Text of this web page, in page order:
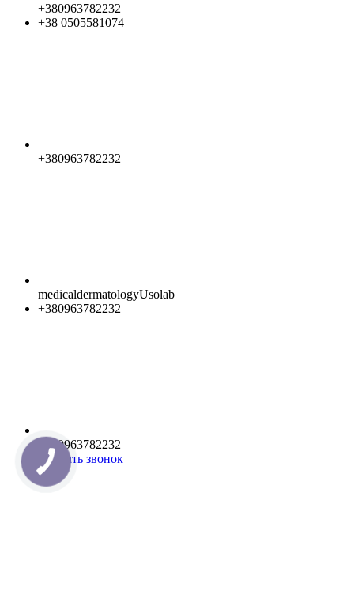
+380963782232
+38 0505581074
+380963782232
medicaldermatologyUsolab
+380963782232
+380963782232
Заказать звонок